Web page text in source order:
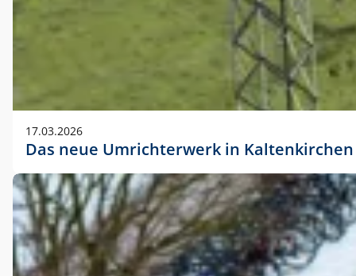
17.03.2026
Das neue Umrichterwerk in Kaltenkirchen